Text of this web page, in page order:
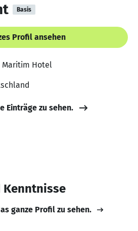
Basis
Profil ansehen
Maritim Hotel
Einträge zu sehen.
Kenntnisse
ganze Profil zu sehen.